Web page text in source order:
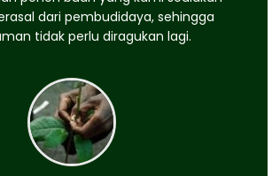
dari pembudidaya, sehingga
tidak perlu diragukan lagi.